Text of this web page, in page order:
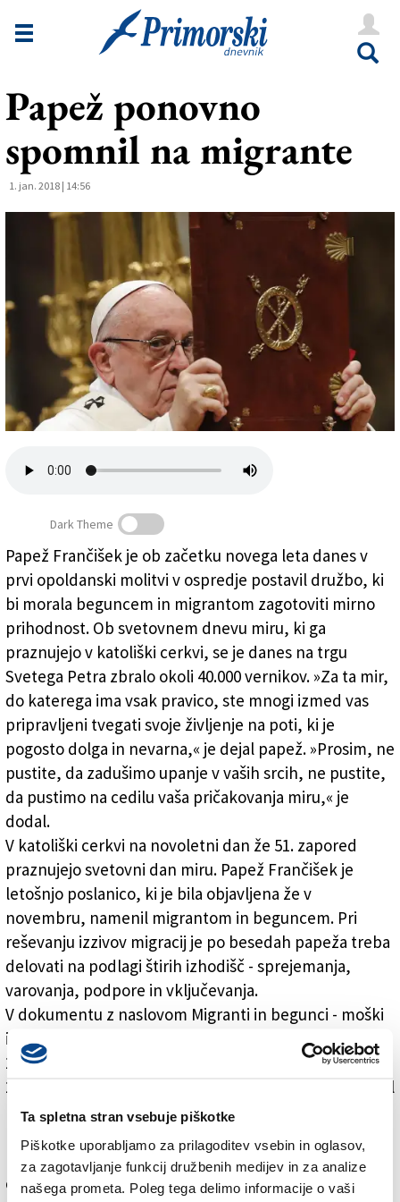
Ta spletna stran vsebuje piškotke
Piškotke uporabljamo za prilagoditev vsebin in oglasov,
za zagotavljanje funkcij družbenih medijev in za analize
našega prometa. Poleg tega delimo informacije o vaši
Novice
Goriška
Kultura
Šport
Še
V Kioskih
Uredništvo
Založnik
Papež ponovno
spomnil na migrante
1. jan. 2018 | 14:56
Papež ponovno spomnil na migrante
Dark Theme
Papež Frančišek je ob začetku novega leta danes v
prvi opoldanski molitvi v ospredje postavil družbo, ki
bi morala beguncem in migrantom zagotoviti mirno
prihodnost. Ob svetovnem dnevu miru, ki ga
praznujejo v katoliški cerkvi, se je danes na trgu
Svetega Petra zbralo okoli 40.000 vernikov. »Za ta mir,
do katerega ima vsak pravico, ste mnogi izmed vas
pripravljeni tvegati svoje življenje na poti, ki je
pogosto dolga in nevarna,« je dejal papež. »Prosim, ne
pustite, da zadušimo upanje v vaših srcih, ne pustite,
da pustimo na cedilu vaša pričakovanja miru,« je
dodal.
V katoliški cerkvi na novoletni dan že 51. zapored
praznujejo svetovni dan miru. Papež Frančišek je
letošnjo poslanico, ki je bila objavljena že v
novembru, namenil migrantom in beguncem. Pri
reševanju izzivov migracij je po besedah papeža treba
delovati na podlagi štirih izhodišč - sprejemanja,
varovanja, podpore in vključevanja.
V dokumentu z naslovom Migranti in begunci - moški
in ženske v iskanju miru je papež spomnil na več kot
250 milijonov migrantov po svetu, med katerimi je
22,5 milijona beguncev. Frančišek je že za božič pozval
k več sočutja z migranti. »Še enkrat si želim dati tem
bratom in sestram glas,« pa je dejal danes. Po
njegovem je pomembno, da se vsi od civilnih do
cerkvenih institucij zavzemajo za migrante.